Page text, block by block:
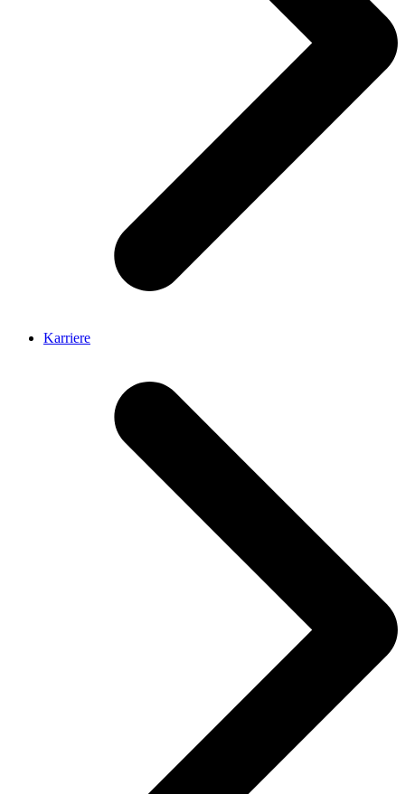
Karriere